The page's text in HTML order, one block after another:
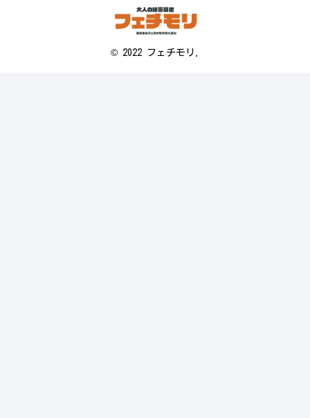
© 2022 フェチモリ.